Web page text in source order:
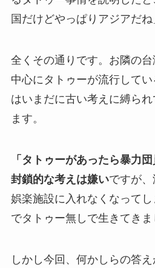
国だけどやっぱりアジアだね
全くその通りです。お隣の
中心にタトゥーが流行して
はいまだに古い考えに縛られ
ます。
「タトゥーがあったら暴力
封鎖的な考えは嫌いですが
娯楽施設に入れなくなって
でタトゥー無しで生きてきま
しかし今回、何かしらの答